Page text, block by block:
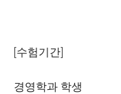
[수험기간]
경영학과 학생